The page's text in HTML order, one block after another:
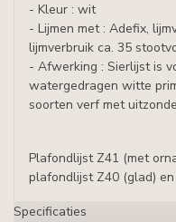
- Kleur : wit
- Lijmen met : Adefix,
lijmverbruik ca. 35
- Afwerking : Sierlijst is
watergedragen witte
soorten verf met
Plafondlijst Z41 (met
plafondlijst Z40 (glad)
Specificaties